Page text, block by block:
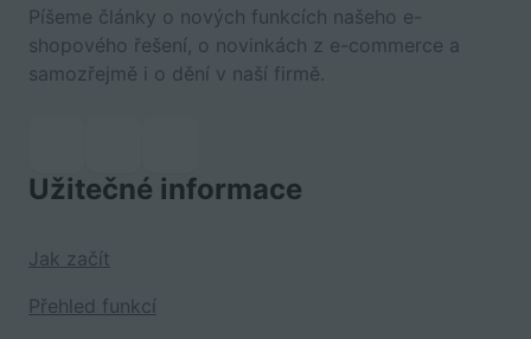
Píšeme články o nových funkcích našeho e-
shopového řešení, o novinkách z e-commerce a
samozřejmě i o dění v naší firmě.
Užitečné informace
Jak začít
Přehled funkcí